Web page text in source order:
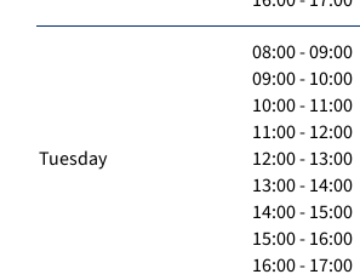
Tuesday
08:00 - 09:00
09:00 - 10:00
10:00 - 11:00
11:00 - 12:00
12:00 - 13:00
13:00 - 14:00
14:00 - 15:00
15:00 - 16:00
16:00 - 17:00